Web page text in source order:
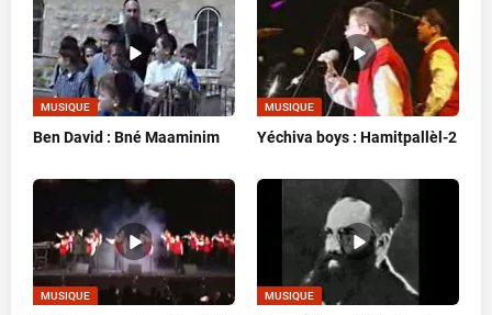
MUSIQUE
Ben David : Bné Maaminim
MUSIQUE
Yéchiva boys : Hamitpallèl-2
MUSIQUE MUSIQUE